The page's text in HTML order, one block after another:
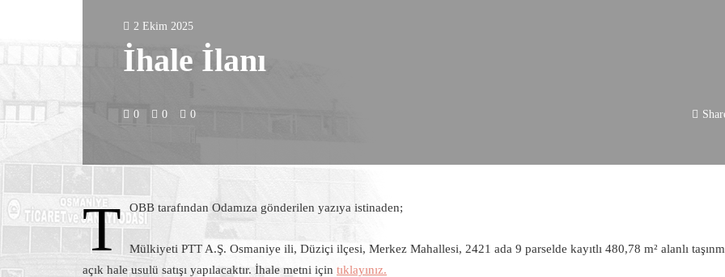
2 Ekim 2025
İhale İlanı
0 0 0
T OBB tarafından Odamıza gönderilen yazıya istinaden;
Mülkiyeti PTT A.Ş. Osmaniye ili, Düziçi ilçesi, Merkez Mahallesi, 2421 ada 9 parselde kayıtlı 480,78 m² alanlı
açık hale usulü satışı yapılacaktır. İhale metni için tıklayınız.